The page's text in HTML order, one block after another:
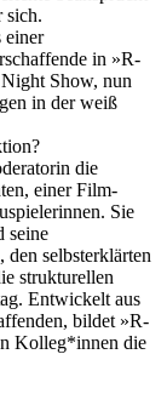
sich.
einer
in »R-
Show, nun
in der weiß
die
einer Film-
Sie
seine
selbsterklärten
strukturellen
Entwickelt aus
bildet »R-
Kolleg*innen die